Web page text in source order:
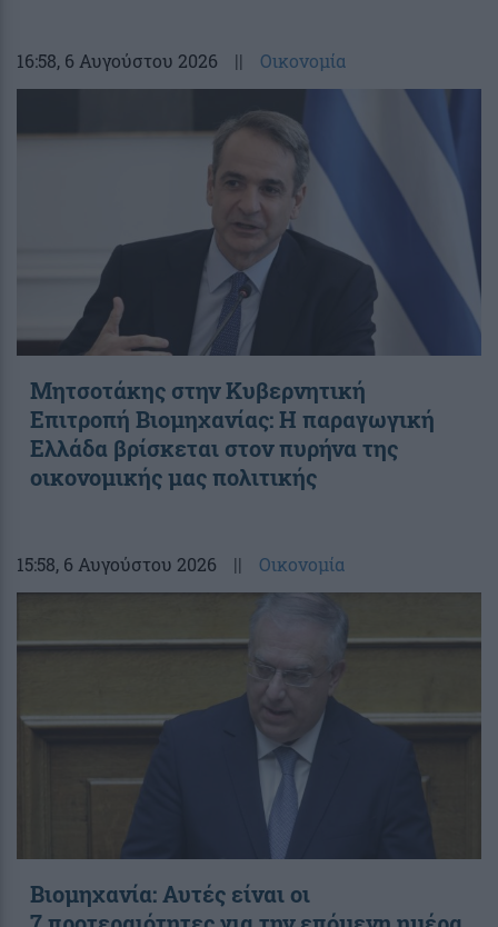
16:58, 6 Αυγούστου 2026 || Οικονομία
Μητσοτάκης στην Κυβερνητική
Επιτροπή Βιομηχανίας: Η παραγωγική
Ελλάδα βρίσκεται στον πυρήνα της
οικονομικής μας πολιτικής
15:58, 6 Αυγούστου 2026 || Οικονομία
Βιομηχανία: Αυτές είναι οι